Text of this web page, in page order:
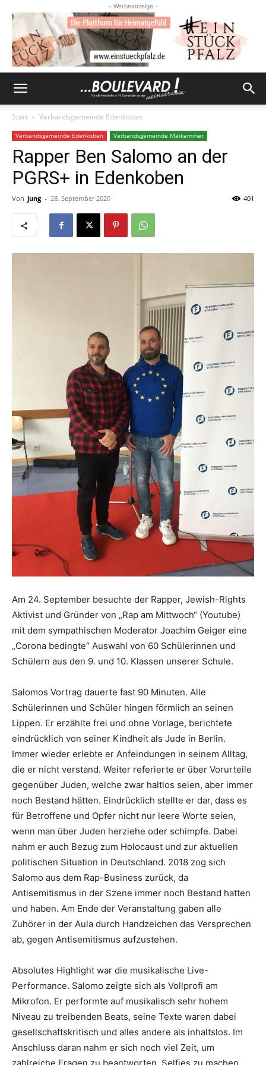
- Werbeanzeige -
Start Verbandsgemeinde Edenkoben
Verbandsgemeinde Edenkoben Verbandsgemeinde Maikammer
Rapper Ben Salomo an der
PGRS+ in Edenkoben
Von jung - 28. September 2020 401
Am 24. September besuchte der Rapper, Jewish-Rights
Aktivist und Gründer von „Rap am Mittwoch“ (Youtube)
mit dem sympathischen Moderator Joachim Geiger eine
„Corona bedingte“ Auswahl von 60 Schülerinnen und
Schülern aus den 9. und 10. Klassen unserer Schule.
Salomos Vortrag dauerte fast 90 Minuten. Alle
Schülerinnen und Schüler hingen förmlich an seinen
Lippen. Er erzählte frei und ohne Vorlage, berichtete
eindrücklich von seiner Kindheit als Jude in Berlin.
Immer wieder erlebte er Anfeindungen in seinem Alltag,
die er nicht verstand. Weiter referierte er über Vorurteile
gegenüber Juden, welche zwar haltlos seien, aber immer
noch Bestand hätten. Eindrücklich stellte er dar, dass es
für Betroffene und Opfer nicht nur leere Worte seien,
wenn man über Juden herziehe oder schimpfe. Dabei
nahm er auch Bezug zum Holocaust und zur aktuellen
politischen Situation in Deutschland. 2018 zog sich
Salomo aus dem Rap-Business zurück, da
Antisemitismus in der Szene immer noch Bestand hatten
und haben. Am Ende der Veranstaltung gaben alle
Zuhörer in der Aula durch Handzeichen das Versprechen
ab, gegen Antisemitismus aufzustehen.
Absolutes Highlight war die musikalische Live-
Performance. Salomo zeigte sich als Vollprofi am
Mikrofon. Er performte auf musikalisch sehr hohem
Niveau zu treibenden Beats, seine Texte waren dabei
gesellschaftskritisch und alles andere als inhaltslos. Im
Anschluss daran nahm er sich noch viel Zeit, um